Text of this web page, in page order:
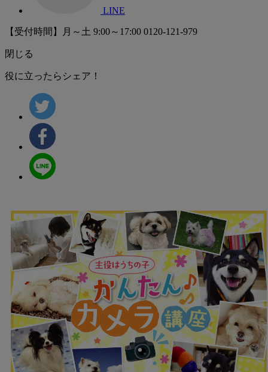
LINE
【受付時間】月～土 9:00～17:00 0120-121-979
閉じる
役に立ったらシェア！